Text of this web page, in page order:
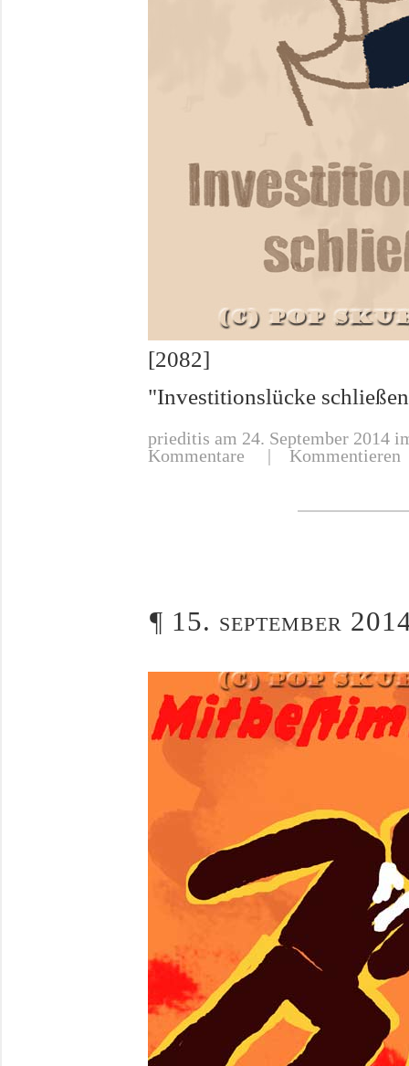
[2082]
"Investitionslücke
prieditis am 24. September 2014
Kommentare |Kommentieren
¶ 15. september